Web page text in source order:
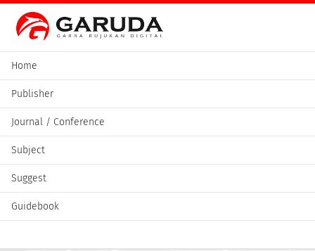
Home
Publisher
Journal / Conference
Subject
Suggest
Guidebook